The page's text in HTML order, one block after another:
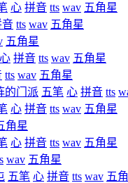
心 拼音 tts wav 五角星
音 tts wav 五角星
五角星
心 拼音 tts wav 五角星
tts wav 五角星
的门派 五笔 心 拼音 tts
心 拼音 tts wav 五角星
角星
心 拼音 tts wav 五角星
wav 五角星
五笔 心 拼音 tts wav 五